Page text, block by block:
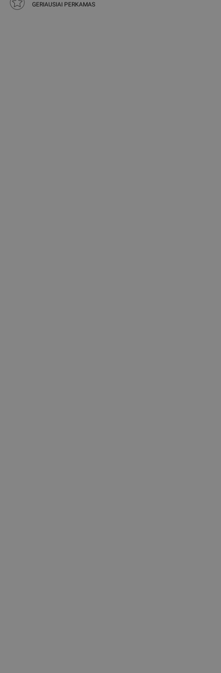
GERIAUSIAI PERKAMAS